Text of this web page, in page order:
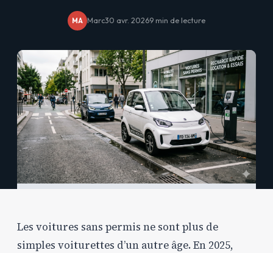
MA Marc30 avr. 20269 min de lecture
Les voitures sans permis ne sont plus de
simples voiturettes d’un autre âge. En 2025,